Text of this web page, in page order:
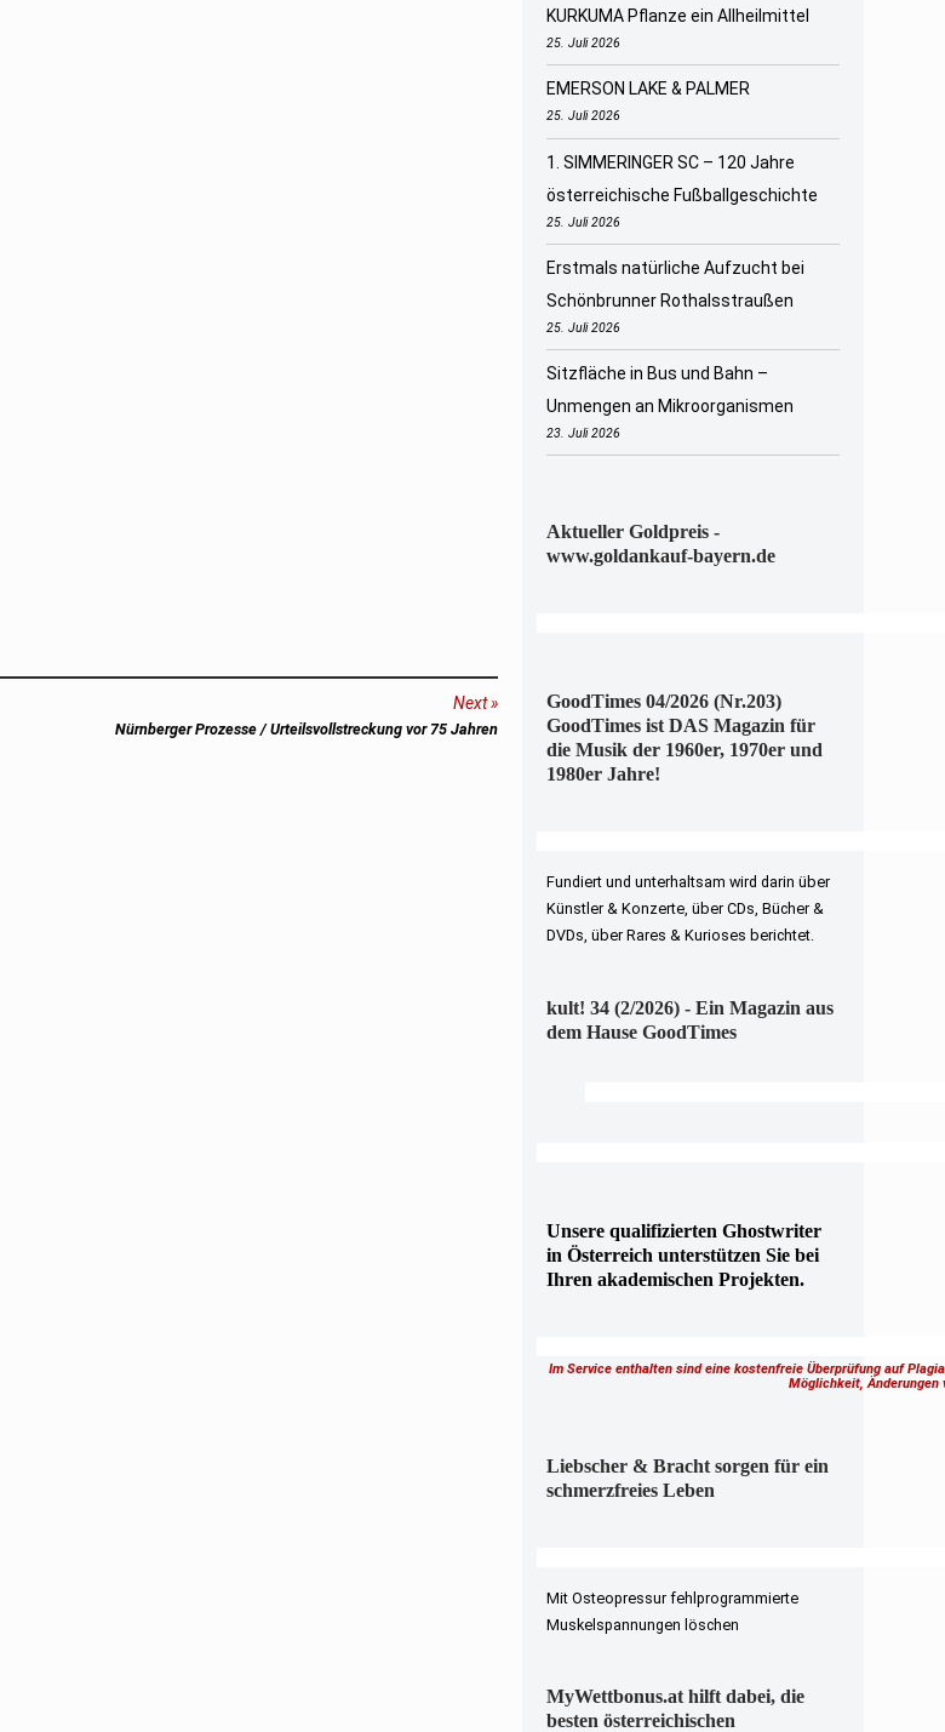
Next
Next
Nürnberger Prozesse / Urteilsvollstreckung vor 75 Jahren
KURKUMA Pflanze ein Allheilmittel
25. Juli 2026
EMERSON LAKE & PALMER
25. Juli 2026
1. SIMMERINGER SC – 120 Jahre
österreichische Fußballgeschichte
25. Juli 2026
Erstmals natürliche Aufzucht bei
Schönbrunner Rothalsstraußen
25. Juli 2026
Sitzfläche in Bus und Bahn –
Unmengen an Mikroorganismen
23. Juli 2026
Aktueller Goldpreis -
www.goldankauf-bayern.de
GoodTimes 04/2026 (Nr.203)
GoodTimes ist DAS Magazin für
die Musik der 1960er, 1970er und
1980er Jahre!
Fundiert und unterhaltsam wird darin über
Künstler & Konzerte, über CDs, Bücher &
DVDs, über Rares & Kurioses berichtet.
kult! 34 (2/2026) - Ein Magazin aus
dem Hause GoodTimes
Unsere qualifizierten Ghostwriter
in Österreich unterstützen Sie bei
Ihren akademischen Projekten.
Im Service enthalten sind eine kostenfreie Überprüfung auf
Möglichkeit,
Liebscher & Bracht sorgen für ein
schmerzfreies Leben
Mit Osteopressur fehlprogrammierte
Muskelspannungen löschen
MyWettbonus.at hilft dabei, die
besten österreichischen